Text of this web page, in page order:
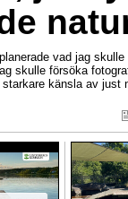
vad jag
skulle försöka
känsla av just